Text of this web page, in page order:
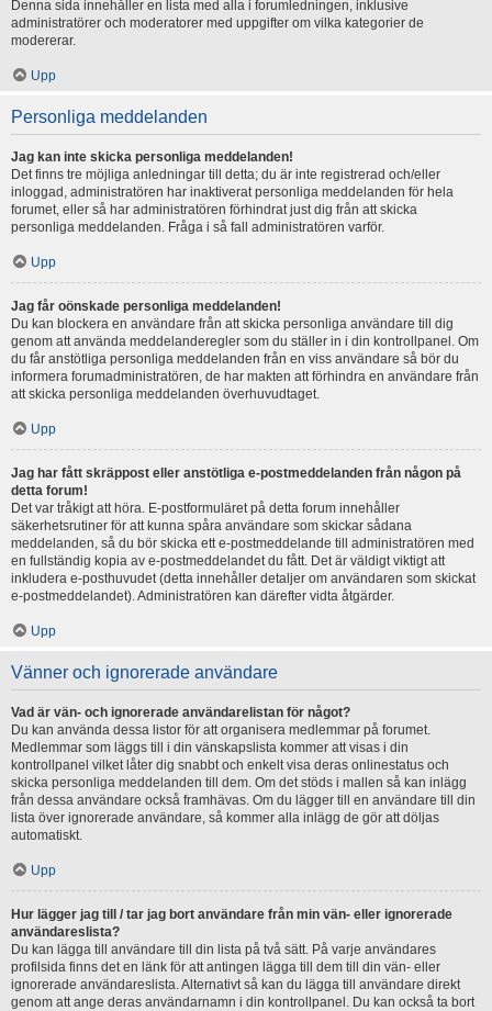
Denna sida innehåller en lista med alla i forumledningen, inklusive
administratörer och moderatorer med uppgifter om vilka kategorier de
modererar.
Upp
Personliga meddelanden
Jag kan inte skicka personliga meddelanden!
Det finns tre möjliga anledningar till detta; du är inte registrerad och/eller
inloggad, administratören har inaktiverat personliga meddelanden för hela
forumet, eller så har administratören förhindrat just dig från att skicka
personliga meddelanden. Fråga i så fall administratören varför.
Upp
Jag får oönskade personliga meddelanden!
Du kan blockera en användare från att skicka personliga användare till dig
genom att använda meddelanderegler som du ställer in i din kontrollpanel. Om
du får anstötliga personliga meddelanden från en viss användare så bör du
informera forumadministratören, de har makten att förhindra en användare från
att skicka personliga meddelanden överhuvudtaget.
Upp
Jag har fått skräppost eller anstötliga e-postmeddelanden från någon på
detta forum!
Det var tråkigt att höra. E-postformuläret på detta forum innehåller
säkerhetsrutiner för att kunna spåra användare som skickar sådana
meddelanden, så du bör skicka ett e-postmeddelande till administratören med
en fullständig kopia av e-postmeddelandet du fått. Det är väldigt viktigt att
inkludera e-posthuvudet (detta innehåller detaljer om användaren som skickat
e-postmeddelandet). Administratören kan därefter vidta åtgärder.
Upp
Vänner och ignorerade användare
Vad är vän- och ignorerade användarelistan för något?
Du kan använda dessa listor för att organisera medlemmar på forumet.
Medlemmar som läggs till i din vänskapslista kommer att visas i din
kontrollpanel vilket låter dig snabbt och enkelt visa deras onlinestatus och
skicka personliga meddelanden till dem. Om det stöds i mallen så kan inlägg
från dessa användare också framhävas. Om du lägger till en användare till din
lista över ignorerade användare, så kommer alla inlägg de gör att döljas
automatiskt.
Upp
Hur lägger jag till / tar jag bort användare från min vän- eller ignorerade
användareslista?
Du kan lägga till användare till din lista på två sätt. På varje användares
profilsida finns det en länk för att antingen lägga till dem till din vän- eller
ignorerade användareslista. Alternativt så kan du lägga till användare direkt
genom att ange deras användarnamn i din kontrollpanel. Du kan också ta bort